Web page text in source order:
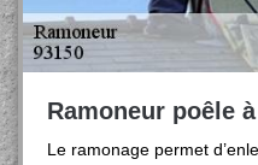
Ramoneur poêle
Le ramonage permet